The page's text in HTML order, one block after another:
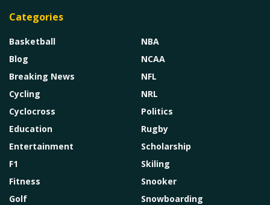
Categories
Basketball
Blog
Breaking News
Cycling
Cyclocross
Education
Entertainment
F1
Fitness
Golf
NBA
NCAA
NFL
NRL
Politics
Rugby
Scholarship
Skiling
Snooker
Snowboarding